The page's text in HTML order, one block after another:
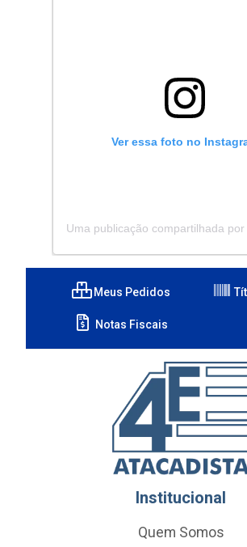
Ver essa foto no
Meus Pedidos
Notas Fiscais
Institucional
Quem Somos